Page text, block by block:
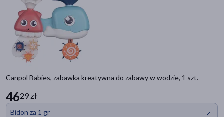
Canpol Babies, zabawka kreatywna do zabawy w wodzie, 1 szt.
4629 zł
Bidon za 1 gr